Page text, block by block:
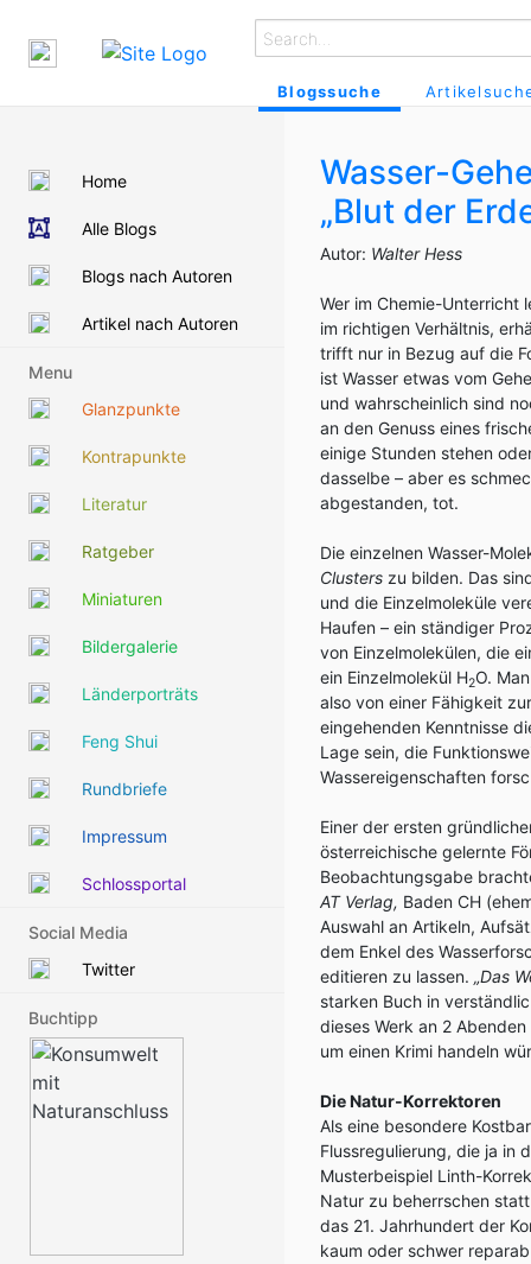
Blogssuche
Home
Alle Blogs
Blogs nach Autoren
Artikel nach Autoren
Menu
Glanzpunkte
Kontrapunkte
Literatur
Ratgeber
Miniaturen
Bildergalerie
Länderporträts
Feng Shui
Rundbriefe
Impressum
Schlossportal
Social Media
Twitter
Buchtipp
Wasser-
„Blut der
Autor: Walter Hess
Wer im Chemie-Unterricht
im richtigen Verhältnis,
trifft nur in Bezug auf die
ist Wasser etwas vom
und wahrscheinlich sind
an den Genuss eines
einige Stunden stehen
dasselbe – aber es
abgestanden, tot.
Die einzelnen Wasser-
Clusters zu bilden. Das
und die Einzelmoleküle
Haufen – ein ständiger
von Einzelmolekülen, die
ein Einzelmolekül H2O.
also von einer Fähigkeit
eingehenden Kenntnisse
Lage sein, die
Wassereigenschaften
Einer der ersten
österreichische gelernte
Beobachtungsgabe
AT Verlag, Baden CH
Auswahl an Artikeln,
dem Enkel des
editieren zu lassen. „Das
starken Buch in
dieses Werk an 2
um einen Krimi handeln
Die Natur-Korrektoren
Als eine besondere
Flussregulierung, die ja in
Musterbeispiel Linth-
Natur zu beherrschen
das 21. Jahrhundert der
kaum oder schwer